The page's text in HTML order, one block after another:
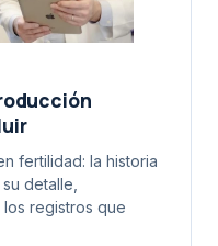
fertilidad: la historia
detalle,
registros que